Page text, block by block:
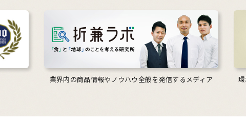
業界内の商品情報やノウハウ全般を発信するメディア